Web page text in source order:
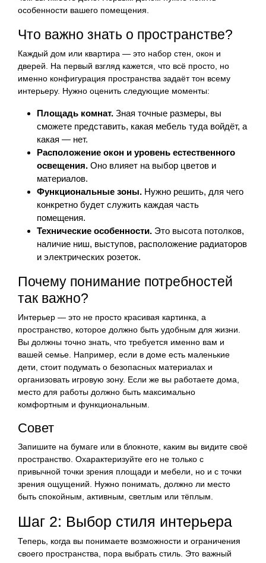
особенности вашего помещения.
Что важно знать о пространстве?
Каждый дом или квартира — это набор стен, окон и
дверей. На первый взгляд кажется, что всё просто, но
именно конфигурация пространства задаёт тон всему
интерьеру. Нужно оценить следующие моменты:
Площадь комнат. Зная точные размеры, вы
сможете представить, какая мебель туда войдёт, а
какая — нет.
Расположение окон и уровень естественного
освещения. Оно влияет на выбор цветов и
материалов.
Функциональные зоны. Нужно решить, для чего
конкретно будет служить каждая часть
помещения.
Технические особенности. Это высота потолков,
наличие ниш, выступов, расположение радиаторов
и электрических розеток.
Почему понимание потребностей
так важно?
Интерьер — это не просто красивая картинка, а
пространство, которое должно быть удобным для жизни.
Вы должны точно знать, что требуется именно вам и
вашей семье. Например, если в доме есть маленькие
дети, стоит подумать о безопасных материалах и
организовать игровую зону. Если же вы работаете дома,
место для работы должно быть максимально
комфортным и функциональным.
Совет
Запишите на бумаге или в блокноте, каким вы видите своё
пространство. Охарактеризуйте его не только с
привычной точки зрения площади и мебели, но и с точки
зрения ощущений. Нужно понимать, должно ли место
быть спокойным, активным, светлым или тёплым.
Шаг 2: Выбор стиля интерьера
Теперь, когда вы понимаете возможности и ограничения
своего пространства, пора выбрать стиль. Это важный